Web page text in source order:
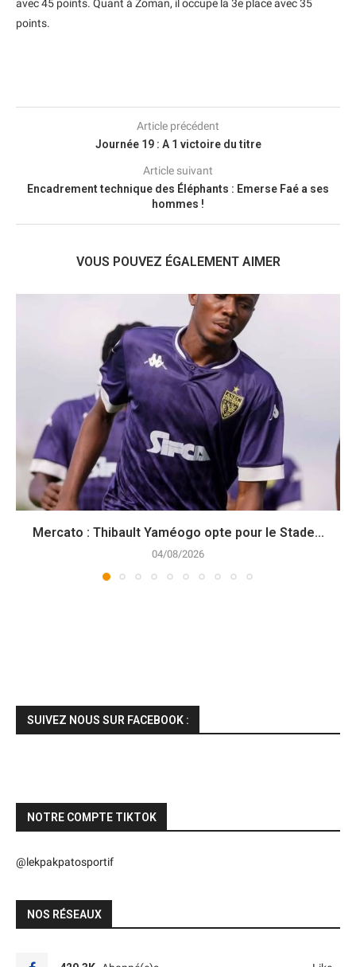
avec 45 points. Quant à Zoman, il occupe la 3e place avec 35
points.
Article précédent
Journée 19 : A 1 victoire du titre
Article suivant
Encadrement technique des Éléphants : Emerse Faé a ses
hommes !
VOUS POUVEZ ÉGALEMENT AIMER
Mercato : Thibault Yaméogo opte pour le Stade...
04/08/2026
SUIVEZ NOUS SUR FACEBOOK :
NOTRE COMPTE TIKTOK
@lekpakpatosportif
NOS RÉSEAUX